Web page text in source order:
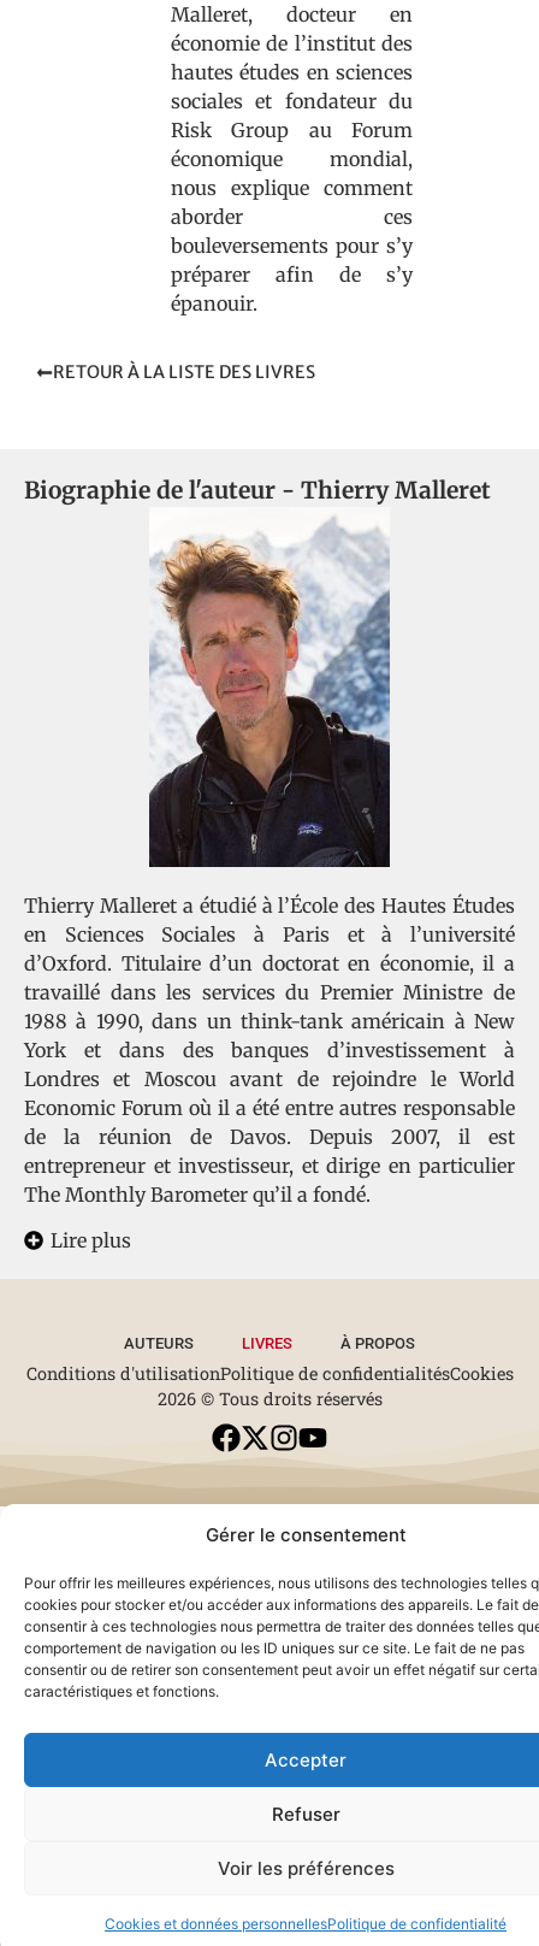
Gérer le consentement
Pour offrir les meilleures expériences, nous utilisons des technologies telles
cookies pour stocker et/ou accéder aux informations des appareils. Le fait de
consentir à ces technologies nous permettra de traiter des données telles
comportement de navigation ou les ID uniques sur ce site. Le fait de ne pas
consentir ou de retirer son consentement peut avoir un effet négatif sur
caractéristiques et fonctions.
Accepter
Refuser
Voir les préférences
Cookies et données personnellesPolitique de confidentialité
Malleret, docteur en
économie de l’institut des
hautes études en sciences
sociales et fondateur du
Risk Group au Forum
économique mondial,
nous explique comment
aborder ces
bouleversements pour s’y
préparer afin de s’y
épanouir.
RETOUR À LA LISTE DES LIVRES
Biographie de l'auteur - Thierry Malleret
Thierry Malleret a étudié à l’École des Hautes Études
en Sciences Sociales à Paris et à l’université
d’Oxford. Titulaire d’un doctorat en économie, il a
travaillé dans les services du Premier Ministre de
1988 à 1990, dans un think-tank américain à New
York et dans des banques d’investissement à
Londres et Moscou avant de rejoindre le World
Economic Forum où il a été entre autres responsable
de la réunion de Davos. Depuis 2007, il est
entrepreneur et investisseur, et dirige en particulier
The Monthly Barometer qu’il a fondé.
Lire plus
AUTEURS LIVRES À PROPOS
Conditions d'utilisationPolitique de confidentialitésCookies
2026 © Tous droits réservés